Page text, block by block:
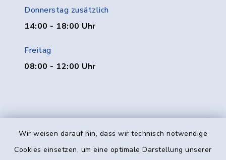
Wir weisen darauf hin, dass wir technisch notwendige
Cookies einsetzen, um eine optimale Darstellung unserer
Donnerstag zusätzlich
14:00 - 18:00 Uhr
Freitag
08:00 - 12:00 Uhr
Kontakt